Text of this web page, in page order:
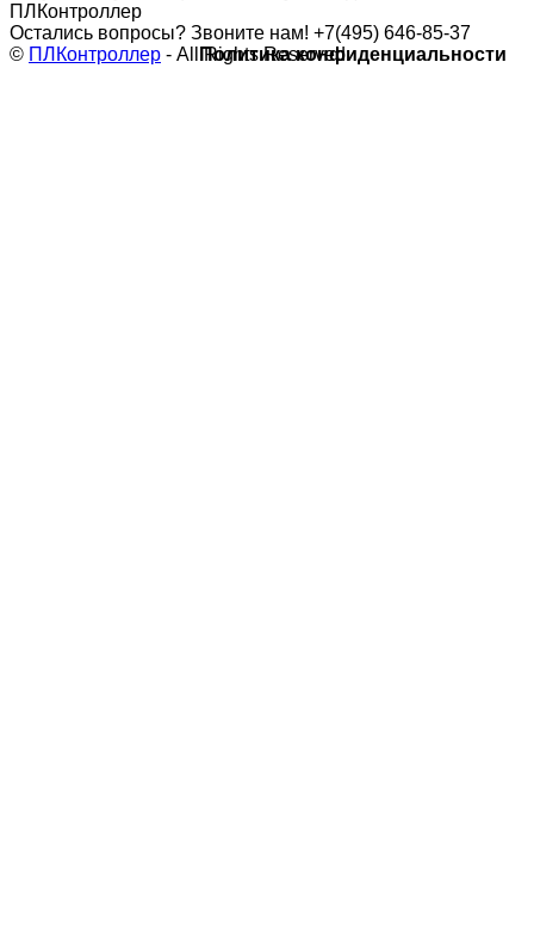
Остались вопросы? Звоните нам! +7(495) 646-85-37
© ПЛКонтроллер - All Rights Reserved
Политика конфиденциальности